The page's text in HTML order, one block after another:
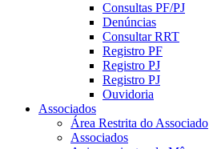
Consultas PF/PJ
Denúncias
Consultar RRT
Registro PF
Registro PJ
Registro PJ
Ouvidoria
Associados
Área Restrita do Associado
Associados